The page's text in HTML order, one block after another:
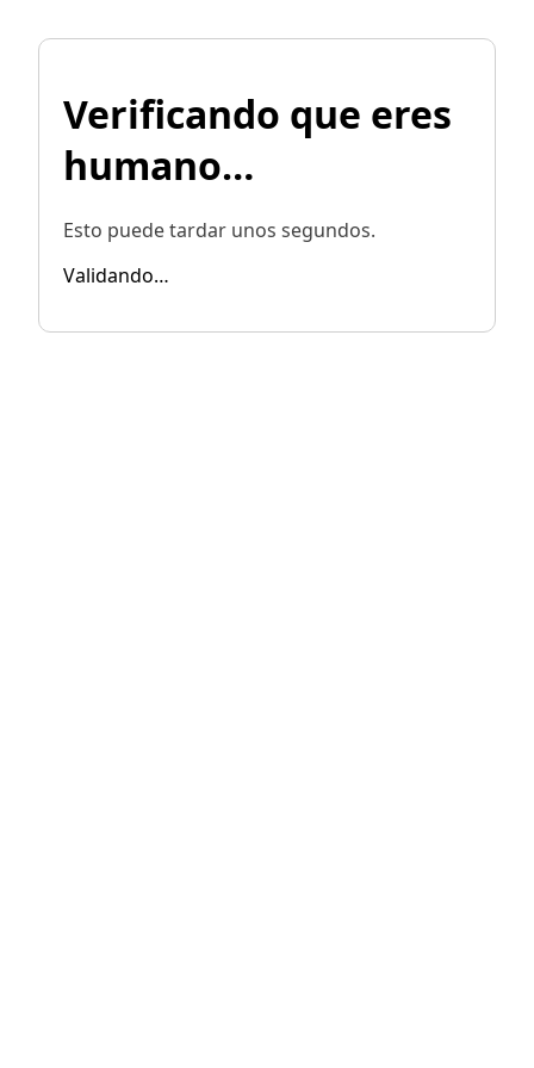
Verificando que eres
humano…
Esto puede tardar unos segundos.
Validando…